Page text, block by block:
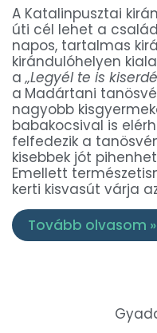
A Katalinpusztai
úti cél lehet a
napos, tartalmas
kirándulóhelyen
a„Legyél te is
a Madártani
nagyobb
babakocsival is
felfedezik a
kisebbek jót
Emellett
kerti kisvasút várja
Tovább olvasom